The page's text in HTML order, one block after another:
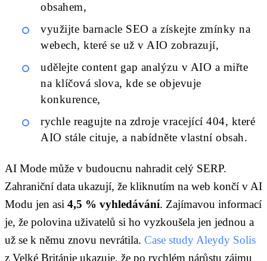
obsahem,
využijte barnacle SEO a získejte zmínky na
webech, které se už v AIO zobrazují,
udělejte content gap analýzu v AIO a miřte
na klíčová slova, kde se objevuje
konkurence,
rychle reagujte na zdroje vracející 404, které
AIO stále cituje, a nabídněte vlastní obsah.
AI Mode může v budoucnu nahradit celý SERP.
Zahraniční data ukazují, že kliknutím na web končí v AI
Modu jen asi 4,5 % vyhledávání. Zajímavou informací
je, že polovina uživatelů si ho vyzkoušela jen jednou a
už se k němu znovu nevrátila. Case study Aleydy Solis
z Velké Británie ukazuje, že po rychlém nárůstu zájmu